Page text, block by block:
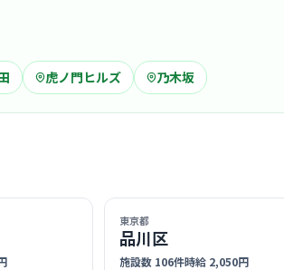
完全予約制で一人ひとりの患者様とじっくり向き合うスタ
イルなので、丁寧で上質な接遇を大切にする穏やかな空気
感です。
… 詳しく見る
虎ノ門ヒルズ 乃木坂
東京都
品川区
施設数 106件時給 2,050円